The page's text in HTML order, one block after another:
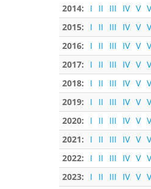
2014:
I II III IV V
2015:
I II III IV V
2016:
I II III IV V
2017:
I II III IV V
2018:
I II III IV V
2019:
I II III IV V
2020:
I II III IV V
2021:
I II III IV V
2022:
I II III IV V
2023:
I II III IV V